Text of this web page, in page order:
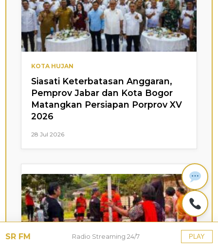
KOTA HUJAN
Siasati Keterbatasan Anggaran,
Pemprov Jabar dan Kota Bogor
Matangkan Persiapan Porprov XV
2026
28 Jul 2026
SR FM Radio Streaming 24/7 PLAY